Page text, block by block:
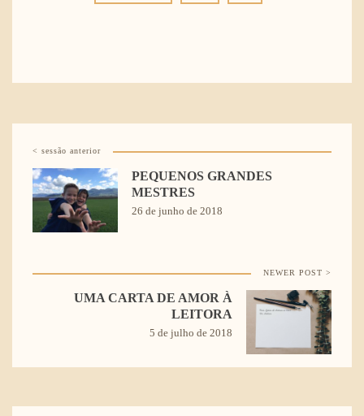
< sessão anterior
PEQUENOS GRANDES
MESTRES
26 de junho de 2018
NEWER POST >
UMA CARTA DE AMOR À
LEITORA
5 de julho de 2018